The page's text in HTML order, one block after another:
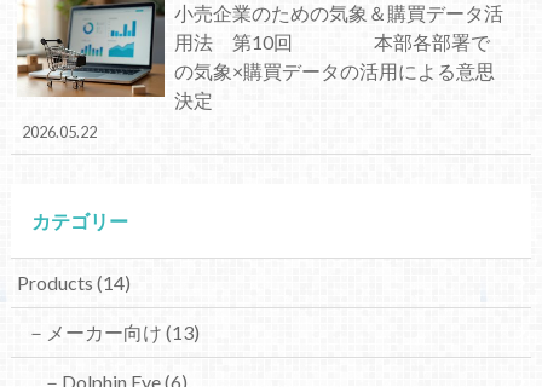
小売企業のための気象＆購買データ活
用法 第10回 本部各部署で
の気象×購買データの活用による意思
決定
2026.05.22
カテゴリー
Products (14)
－メーカー向け (13)
－Dolphin Eye(6)